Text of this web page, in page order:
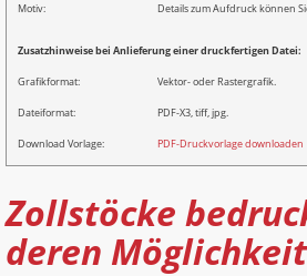
Motiv: Details zum Aufdruck können
Zusatzhinweise bei Anlieferung einer druckfertigen Datei:
Grafikformat: Vektor- oder Rastergrafik.
Dateiformat: PDF-X3, tiff, jpg.
Download Vorlage: PDF-Druckvorlage downloaden
Zollstöcke
deren